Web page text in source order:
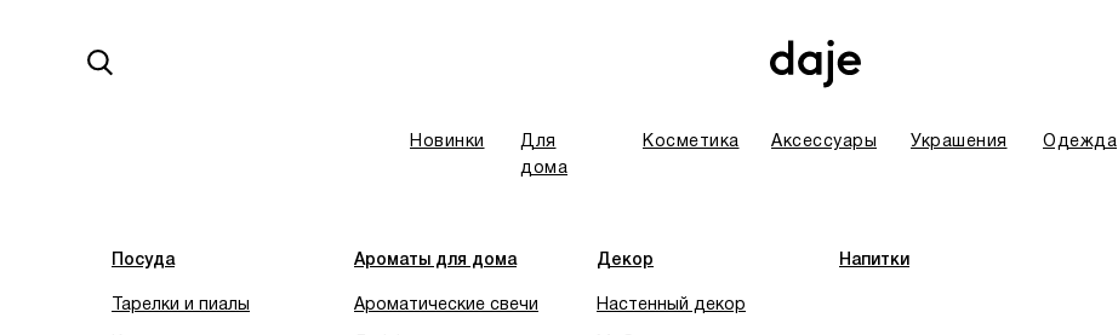
Для
дома
Косметика Аксессуары Украшения Одежда
Новинки
Посуда
Тарелки и пиалы
Ароматы для дома
Ароматические свечи
Декор
Настенный декор
Напитки